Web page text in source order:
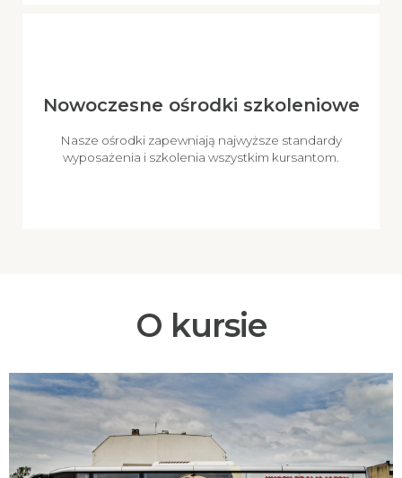
Nowoczesne ośrodki szkoleniowe
Nasze ośrodki zapewniają najwyższe standardy
wyposażenia i szkolenia wszystkim kursantom.
O kursie